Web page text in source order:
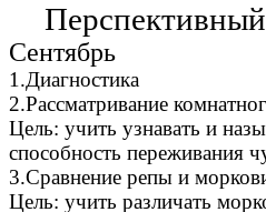
Сентябрь
1.Диагностика
2.Рассматривание
Цель: учить узнавать и
способность переживания
3.Сравнение репы и
Цель: учить различать